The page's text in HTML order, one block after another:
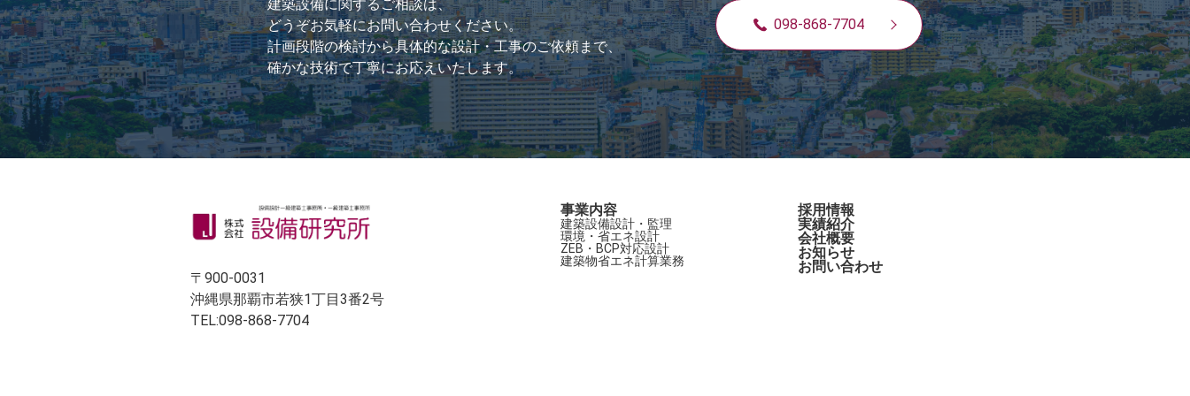
建築設備に関するご相談は、
どうぞお気軽にお問い合わせください。
計画段階の検討から具体的な設計・工事のご依頼まで、
確かな技術で丁寧にお応えいたします。
098-868-7704
〒900-0031
沖縄県那覇市若狭1丁目3番2号
TEL:098-868-7704
事業内容
建築設備設計・監理
環境・省エネ設計
ZEB・BCP対応設計
建築物省エネ計算業務
採用情報
実績紹介
会社概要
お知らせ
お問い合わせ